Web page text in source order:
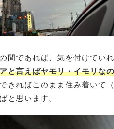
間であれば、気を付けてい
と言えばヤモリ・イモリな
きればこのまま住み着いて
と思います。